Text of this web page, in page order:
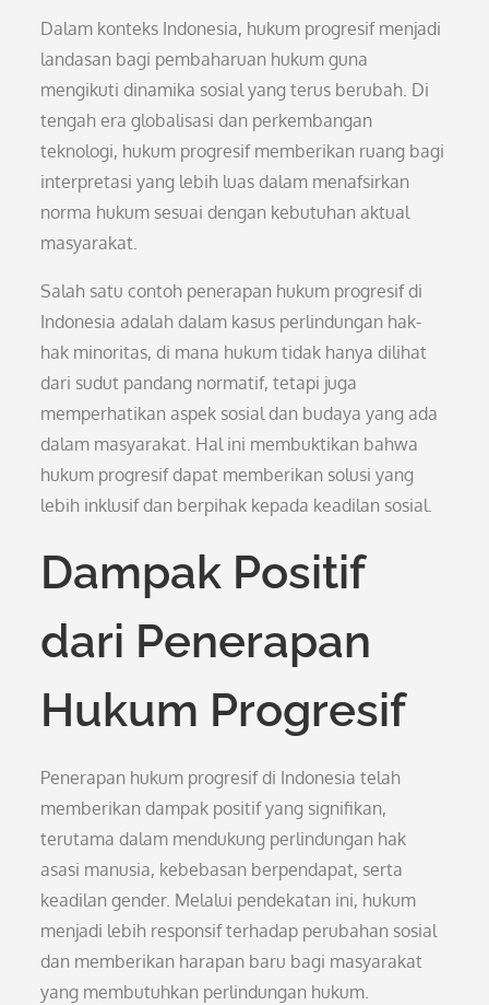
Dalam konteks Indonesia, hukum progresif menjadi
landasan bagi pembaharuan hukum guna
mengikuti dinamika sosial yang terus berubah. Di
tengah era globalisasi dan perkembangan
teknologi, hukum progresif memberikan ruang bagi
interpretasi yang lebih luas dalam menafsirkan
norma hukum sesuai dengan kebutuhan aktual
masyarakat.
Salah satu contoh penerapan hukum progresif di
Indonesia adalah dalam kasus perlindungan hak-
hak minoritas, di mana hukum tidak hanya dilihat
dari sudut pandang normatif, tetapi juga
memperhatikan aspek sosial dan budaya yang ada
dalam masyarakat. Hal ini membuktikan bahwa
hukum progresif dapat memberikan solusi yang
lebih inklusif dan berpihak kepada keadilan sosial.
Dampak Positif
dari Penerapan
Hukum Progresif
Penerapan hukum progresif di Indonesia telah
memberikan dampak positif yang signifikan,
terutama dalam mendukung perlindungan hak
asasi manusia, kebebasan berpendapat, serta
keadilan gender. Melalui pendekatan ini, hukum
menjadi lebih responsif terhadap perubahan sosial
dan memberikan harapan baru bagi masyarakat
yang membutuhkan perlindungan hukum.